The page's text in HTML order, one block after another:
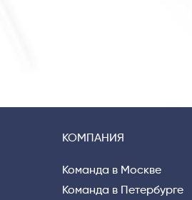
КОМПАНИЯ
Команда в Москве
Команда в Петербурге